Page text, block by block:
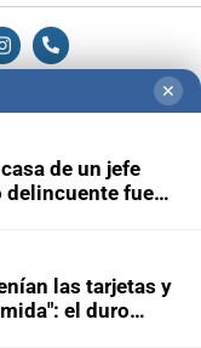
de avisos
institucionales-
de:
✕
de un jefe
fue
las tarjetas y
el duro